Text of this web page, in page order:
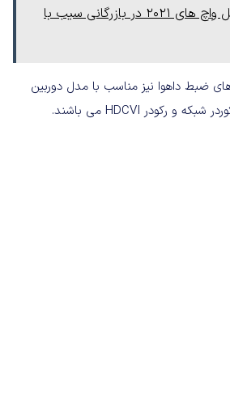
جدیدترین اپل واچ های ۲۰۲۱ در بازرگانی سیب با
ضبط داهوا نیز مناسب با مدل دوربین
شبکه و رکودر
می باشند.